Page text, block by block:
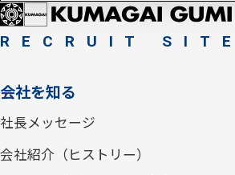
RECRUIT SITE
会社を知る
社長メッセージ
会社紹介（ヒストリー）